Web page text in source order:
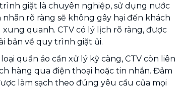
giặt là chuyên nghiệp, sử dụng nước
rõ ràng sẽ không gây hại đến khách
quanh. CTV có lý lịch rõ ràng, được
bản về quy trình giặt ủi.
quần áo cần xử lý kỹ càng, CTV còn liên
hàng qua điện thoại hoặc tin nhắn. Đảm
làm sạch theo đúng yêu cầu của mọi